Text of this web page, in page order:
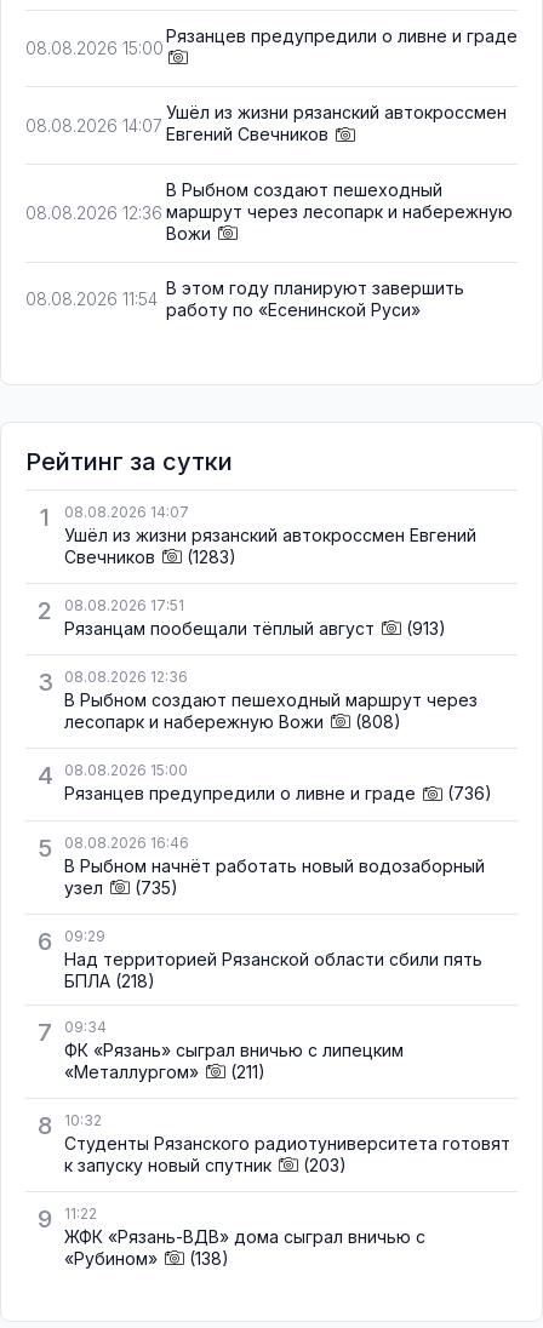
08.08.2026 15:00
Рязанцев предупредили о ливне и граде
08.08.2026 14:07
Ушёл из жизни рязанский автокроссмен
Евгений Свечников
08.08.2026 12:36
В Рыбном создают пешеходный
маршрут через лесопарк и набережную
Вожи
08.08.2026 11:54
В этом году планируют завершить
работу по «Есенинской Руси»
Рейтинг за сутки
1
08.08.2026 14:07
Ушёл из жизни рязанский автокроссмен Евгений
Свечников
(1283)
2 08.08.2026 17:51
Рязанцам пообещали тёплый август (913)
3 08.08.2026 12:36
В Рыбном создают пешеходный маршрут через
лесопарк и набережную Вожи
(808)
4 08.08.2026 15:00
Рязанцев предупредили о ливне и граде (736)
5 08.08.2026 16:46
В Рыбном начнёт работать новый водозаборный
узел
(735)
6 09:29
Над территорией Рязанской области сбили пять
БПЛА (218)
7 09:34
ФК «Рязань» сыграл вничью с липецким
«Металлургом»
(211)
8 10:32
Студенты Рязанского радиотуниверситета готовят
к запуску новый спутник
(203)
9 11:22
ЖФК «Рязань-ВДВ» дома сыграл вничью с
«Рубином»
(138)